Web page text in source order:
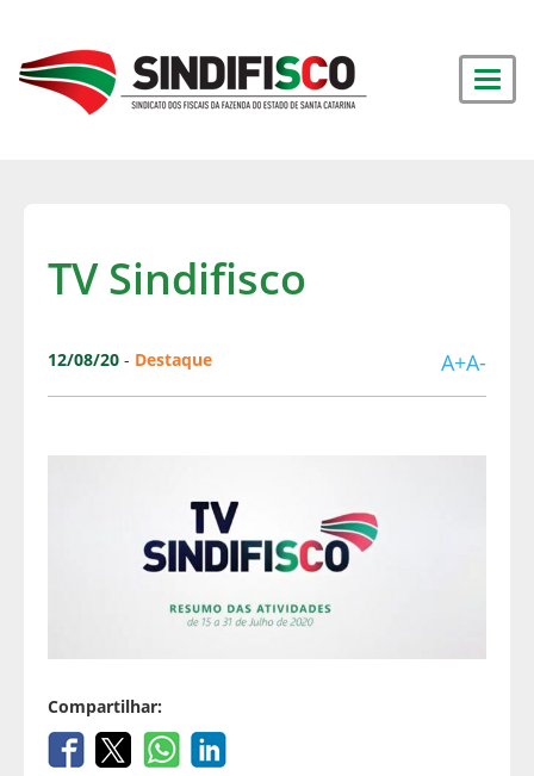
TV Sindifisco
12/08/20 - Destaque A+A-
Compartilhar: